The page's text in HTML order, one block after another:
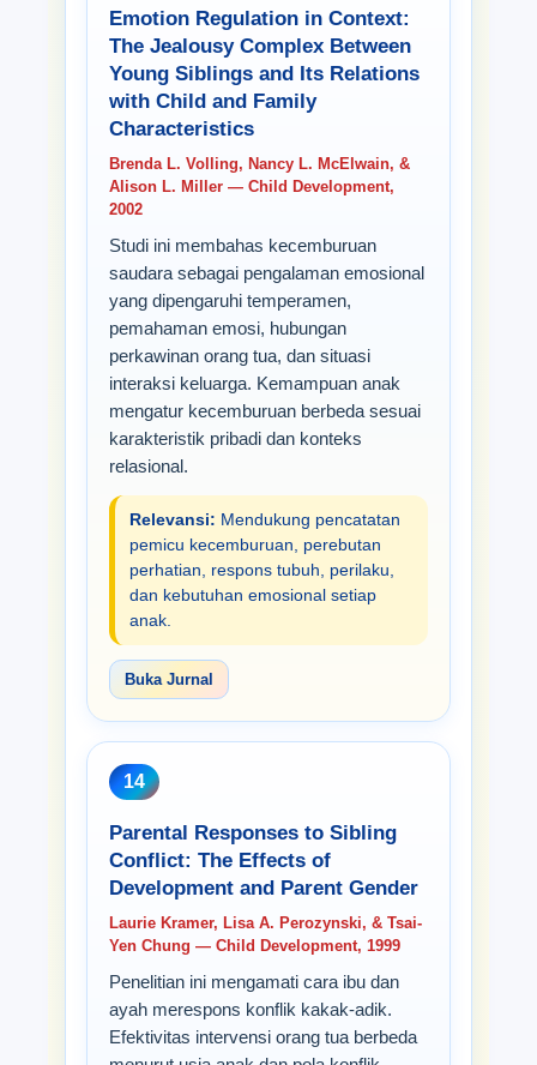
Emotion Regulation in Context:
The Jealousy Complex Between
Young Siblings and Its Relations
with Child and Family
Characteristics
Brenda L. Volling, Nancy L. McElwain, &
Alison L. Miller — Child Development,
2002
Studi ini membahas kecemburuan
saudara sebagai pengalaman emosional
yang dipengaruhi temperamen,
pemahaman emosi, hubungan
perkawinan orang tua, dan situasi
interaksi keluarga. Kemampuan anak
mengatur kecemburuan berbeda sesuai
karakteristik pribadi dan konteks
relasional.
Relevansi: Mendukung pencatatan
pemicu kecemburuan, perebutan
perhatian, respons tubuh, perilaku,
dan kebutuhan emosional setiap
anak.
Buka Jurnal
14
Parental Responses to Sibling
Conflict: The Effects of
Development and Parent Gender
Laurie Kramer, Lisa A. Perozynski, & Tsai-
Yen Chung — Child Development, 1999
Penelitian ini mengamati cara ibu dan
ayah merespons konflik kakak-adik.
Efektivitas intervensi orang tua berbeda